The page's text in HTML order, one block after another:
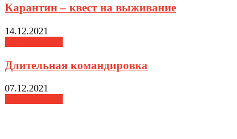
Карантин­ – квест на выживание
14.12.2021
Длительная командировка
07.12.2021